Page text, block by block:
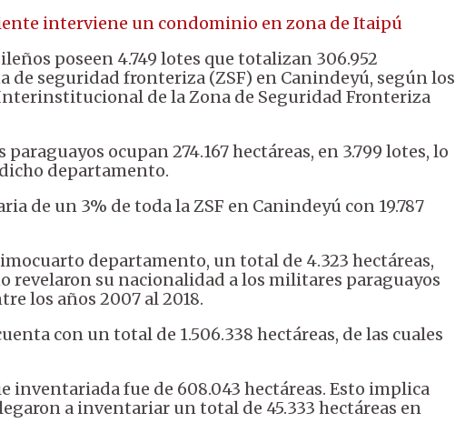
interviene un condominio en zona de Itaipú
poseen 4.749 lotes que totalizan 306.952
de seguridad fronteriza (ZSF) en Canindeyú, según los
de la Zona de Seguridad Fronteriza
ocupan 274.167 hectáreas, en 3.799 lotes, lo
departamento.
de un 3% de toda la ZSF en Canindeyú con 19.787
departamento, un total de 4.323 hectáreas,
revelaron su nacionalidad a los militares paraguayos
los años 2007 al 2018.
con un total de 1.506.338 hectáreas, de las cuales
inventariada fue de 608.043 hectáreas. Esto implica
a inventariar un total de 45.333 hectáreas en